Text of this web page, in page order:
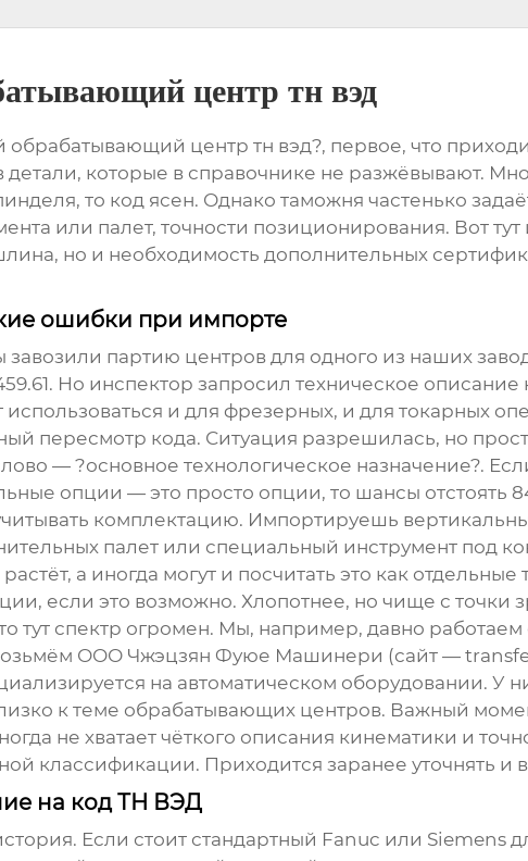
центр тн вэд
центр тн вэд?, первое, что
детали, которые в справочнике не разжёвывают.
то код ясен. Однако таможня частенько
или палет, точности позиционирования. Вот
но и необходимость дополнительных
ошибки при импорте
партию центров для одного из наших
Но инспектор запросил техническое описание
использоваться и для фрезерных, и для токарных
пересмотр кода. Ситуация разрешилась, но
— ?основное технологическое назначение?.
опции — это просто опции, то шансы отстоять
комплектацию. Импортируешь
палет или специальный инструмент под
а иногда могут и посчитать это как
если это возможно. Хлопотнее, но чище с точки
тут спектр огромен. Мы, например, давно
ООО Чжэцзян Фуюе Машинери (сайт —
на автоматическом оборудовании. У
к теме обрабатывающих центров. Важный
не хватает чёткого описания кинематики и
классификации. Приходится заранее уточнять и
на код ТН ВЭД
Если стоит стандартный Fanuc или